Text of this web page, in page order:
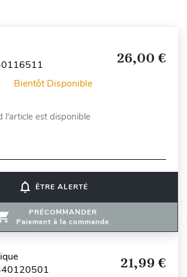
26,00 €
Bientôt Disponible
l'article est disponible
notifications_none ÊTRE ALERTÉ
PRÉCOMMANDER
Paiement à la commande
21,99 €